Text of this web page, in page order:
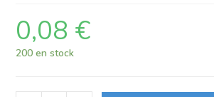
0,08 €
200 en stock